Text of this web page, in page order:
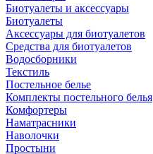
Биотуалеты и аксессуары
Биотуалеты
Аксессуары для биотуалетов
Средства для биотуалетов
Водосборники
Текстиль
Постельное белье
Комплекты постельного белья
Комфортеры
Наматрасники
Наволочки
Простыни